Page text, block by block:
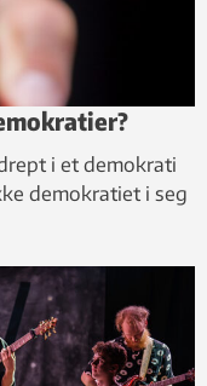
i et demokrati
demokratiet i seg